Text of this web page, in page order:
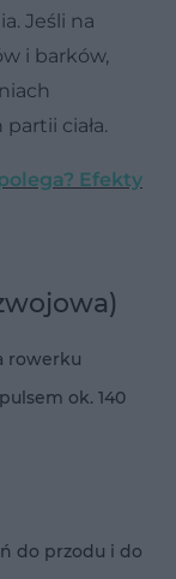
Jeśli na
i barków,
ciała.
Efekty
rowerku
ok. 140
do przodu i do